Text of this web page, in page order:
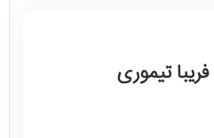
تیموری